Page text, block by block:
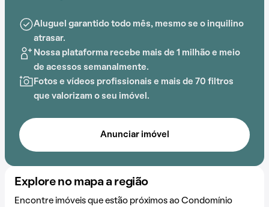
lugar.
A proximidade com Escola Estadual Seis de Junho,
Airton Borges, Praça Hermínia Zocolli e FISK
acrescenta praticidade e comodidade na rotina dos
que residem no local.
Aluguel garantido todo mês, mesmo se o inquilino
atrasar.
Nossa plataforma recebe mais de 1 milhão e meio
de acessos semanalmente.
Fotos e vídeos profissionais e mais de 70 filtros
que valorizam o seu imóvel.
Anunciar imóvel
Explore no mapa a região
Encontre imóveis que estão próximos ao Condomínio